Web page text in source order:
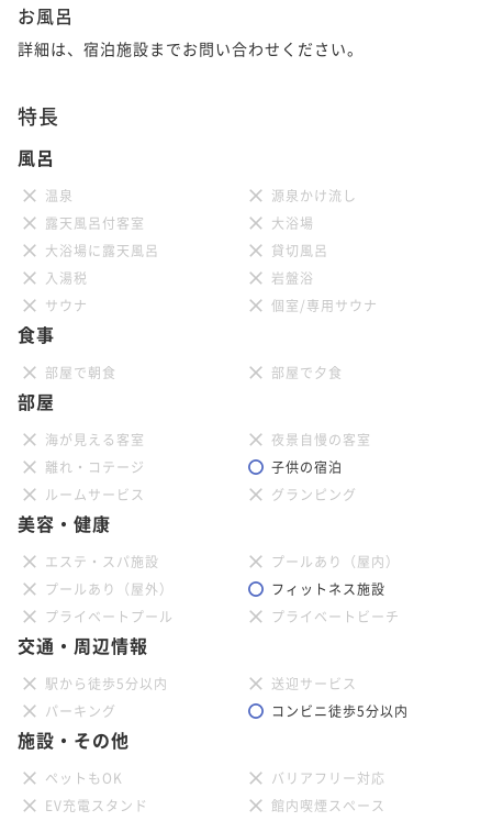
40平米
ポイント即利用で 最大7％OFF
お風呂
詳細は、宿泊施設までお問い合わせください。
特長
風呂
温泉
源泉かけ流し
露天風呂付客室
大浴場
大浴場に露天風呂
貸切風呂
入湯税
岩盤浴
サウナ
個室/専用サウナ
食事
部屋で朝食 部屋で夕食
部屋
海が見える客室
夜景自慢の客室
離れ・コテージ
子供の宿泊
ルームサービス
グランピング
美容・健康
エステ・スパ施設
プールあり（屋内）
プールあり（屋外）
フィットネス施設
プライベートプール
プライベートビーチ
交通・周辺情報
駅から徒歩5分以内
送迎サービス
パーキング
コンビニ徒歩5分以内
施設・その他
ペットもOK
バリアフリー対応
EV充電スタンド
館内喫煙スペース